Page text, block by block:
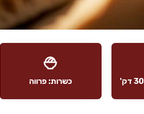
כשרות: פרווה